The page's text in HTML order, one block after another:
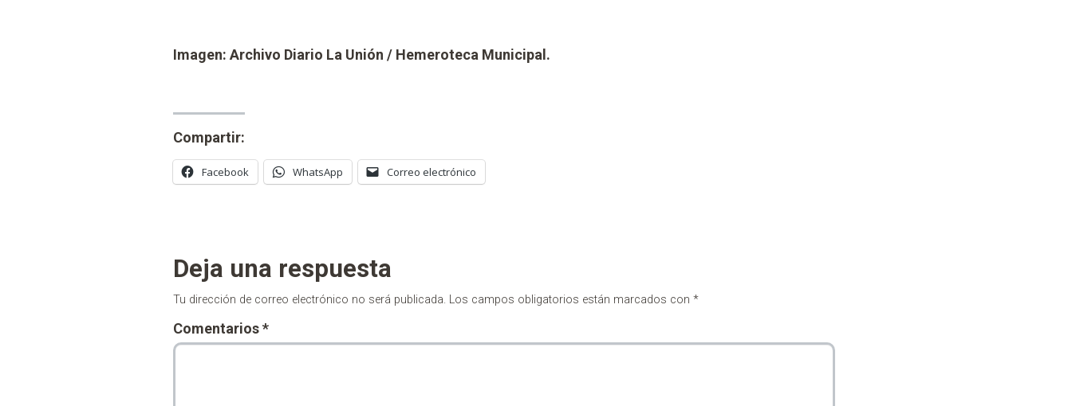
Imagen: Archivo Diario La Unión / Hemeroteca Municipal.
Compartir:
Facebook WhatsApp Correo electrónico
Deja una respuesta
Tu dirección de correo electrónico no será publicada. Los campos obligatorios están marcados con *
Comentarios*